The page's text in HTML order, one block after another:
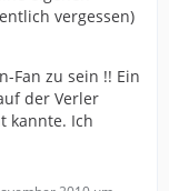
vergessen)
Fan zu sein !! Ein
der Verler
kannte. Ich